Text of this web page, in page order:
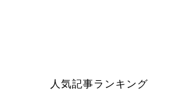
人気記事ランキング